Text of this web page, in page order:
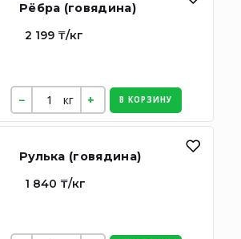
Рёбра (говядина)
2 199 ₸/кг
кг В КОРЗИНУ
Рулька (говядина)
1 840 ₸/кг